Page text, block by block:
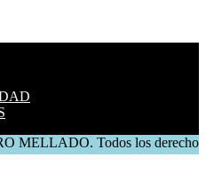
Todos los derechos